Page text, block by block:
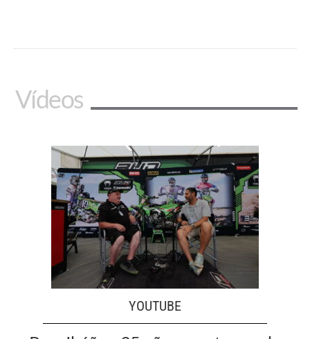
Vídeos
YOUTUBE